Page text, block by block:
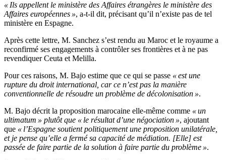
« Ils appellent le ministère des Affaires étrangères le ministère des
Affaires européennes », a-t-il dit, précisant qu’il n’existe pas de tel
ministère en Espagne.
Après cette lettre, M. Sanchez s’est rendu au Maroc et le royaume a
reconfirmé ses engagements à contrôler ses frontières et à ne pas
revendiquer Ceuta et Melilla.
Pour ces raisons, M. Bajo estime que ce qui se passe « est une
rupture du droit international, car ce n’est pas la manière
conventionnelle de résoudre un problème de décolonisation ».
M. Bajo décrit la proposition marocaine elle-même comme « un
ultimatum » plutôt que « le résultat d’une négociation », ajoutant
que « l’Espagne soutient politiquement une proposition unilatérale,
et je pense qu’elle a fermé sa capacité de médiation. [Elle] est
passée de faire partie de la solution à faire partie du problème ».